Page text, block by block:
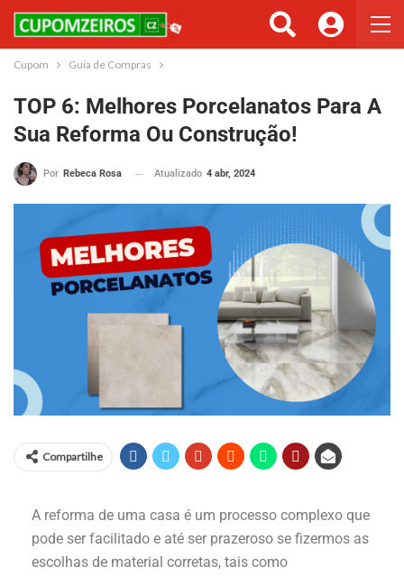
Cupom Guia de Compras
TOP 6: Melhores Porcelanatos Para A
Sua Reforma Ou Construção!
Por Rebeca Rosa Atualizado 4 abr, 2024
Compartilhe
A reforma de uma casa é um processo complexo que
pode ser facilitado e até ser prazeroso se fizermos as
escolhas de material corretas, tais como